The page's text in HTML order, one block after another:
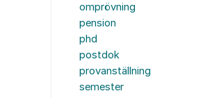
omprövning
pension
phd
postdok
provanställning
semester